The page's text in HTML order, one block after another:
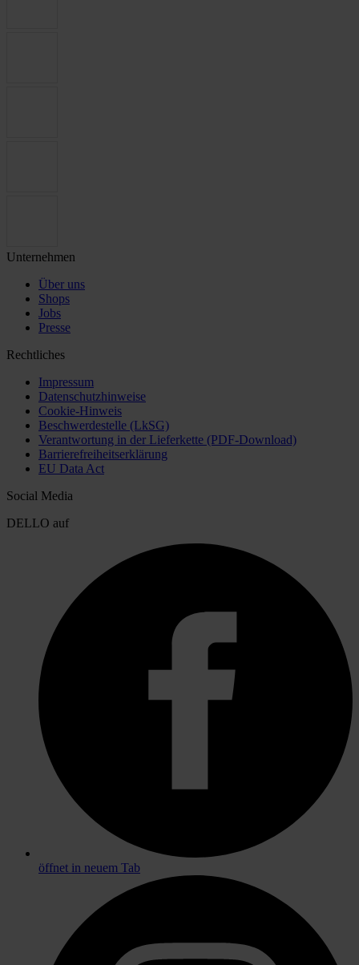
Unternehmen
Über uns
Shops
Jobs
Presse
Rechtliches
Impressum
Datenschutzhinweise
Cookie-Hinweis
Beschwerdestelle (LkSG)
Verantwortung in der Lieferkette (PDF-Download)
Barrierefreiheitserklärung
EU Data Act
Social Media
DELLO auf
öffnet in neuem Tab